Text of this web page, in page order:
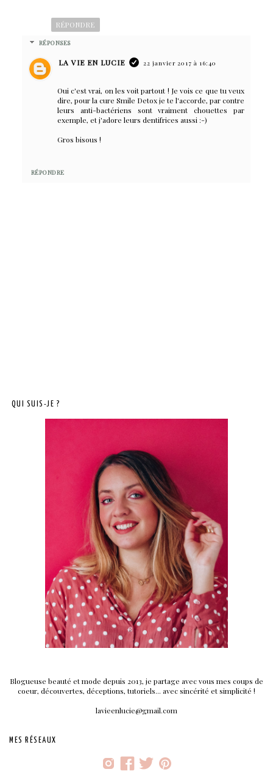
RÉPONDRE
RÉPONSES
LA VIE EN LUCIE 22 janvier 2017 à 16:40
Oui c'est vrai, on les voit partout ! Je vois ce que tu veux
dire, pour la cure Smile Detox je te l'accorde, par contre
leurs anti-bactériens sont vraiment chouettes par
exemple, et j'adore leurs dentifrices aussi :-)
Gros bisous !
RÉPONDRE
QUI SUIS-JE ?
Blogueuse beauté et mode depuis 2013, je partage avec vous mes coups de
coeur, découvertes, déceptions, tutoriels... avec sincérité et simplicité !
lavieenlucie@gmail.com
MES RÉSEAUX